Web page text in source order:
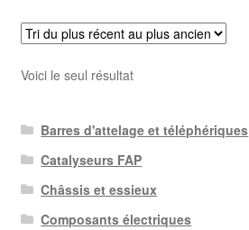
Voici le seul résultat
Barres d'attelage et téléphériques
Catalyseurs FAP
Châssis et essieux
Composants électriques